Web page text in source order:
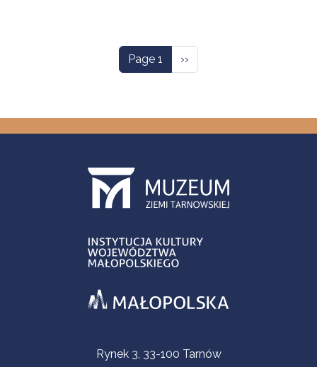
Page 1 Next page
››
Contact InformationRynek 3, 33-100 Tarnów